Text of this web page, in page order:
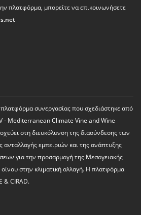
πλατφόρμα, μπορείτε να επικοινωνήσετε
πλατφόρμα συνεργασίας που σχεδιάστηκε από
- Mediterranean Climate Vine and Wine
στη διευκόλυνση της διασύνδεσης των
εμπειριών και της ανάπτυξης
για την προσαρμογή της Μεσογειακής
στην κλιματική αλλαγή. Η πλατφόρμα
​​& CIRAD.